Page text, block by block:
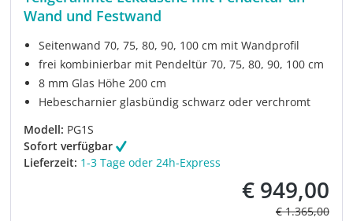
Wand und Festwand
Seitenwand 70, 75, 80, 90, 100 cm mit Wandprofil
frei kombinierbar mit Pendeltür 70, 75, 80, 90, 100 cm
8 mm Glas Höhe 200 cm
Hebescharnier glasbündig schwarz oder verchromt
Modell: PG1S
Sofort verfügbar
Lieferzeit: 1-3 Tage oder 24h-Express
Verkaufspreis:
€ 949,00
Regulärer
€ 1.365,00